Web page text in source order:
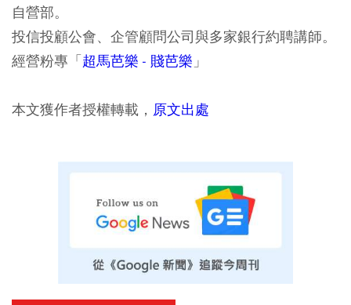
自營部。
投信投顧公會、企管顧問公司與多家銀行約聘講師。
經營粉專「超馬芭樂 - 賤芭樂 」
本文獲作者授權轉載， 原文出處